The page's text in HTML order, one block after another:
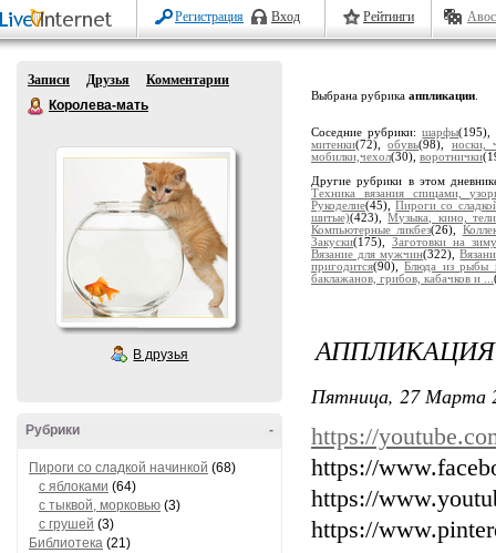
Регистрация Вход Рейтинги
Записи Друзья
Комментарии
Королева-мать
В друзья
-
Рубрики
Пироги со сладкой начинкой (68)
с яблоками (64)
с тыквой, морковью (3)
с грушей (3)
Библиотека (21)
Выбрана рубрика аппликации
Соседние рубрики:шарфы(195),
митенки(72),обувь(98), носки,
мобилки,чехол(30), воротнички
Другие рубрики в этом
Техника вязания спицами,
Рукоделие(45),Пироги со
шитые)(423),Музыка, кино,
Компьютерные ликбез(26),
Закуски(175), Заготовки на зиму
Вязание для мужчин(322),
пригодится(90),Блюда из рыбы
баклажанов, грибов, кабачков и ...
Пятница, 27 Марта
https://
https://
https://
https://